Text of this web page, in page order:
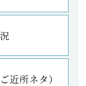
近所ネタ）